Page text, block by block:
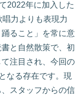
2022年に加入した
力よりも表現力
ること」を常に意
と自然散策で、初
注目され、今回の
なる存在です。現
スタッフからの信